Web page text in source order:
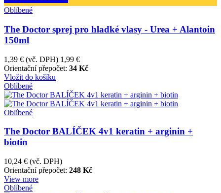
Oblíbené
The Doctor sprej pro hladké vlasy - Urea + Alantoin
150ml
1,39 € (vč. DPH) 1,99 €
Orientační přepočet: 34 Kč
Vložit do košíku
Oblíbené
Oblíbené
The Doctor BALÍČEK 4v1 keratin + arginin +
biotin
10,24 € (vč. DPH)
Orientační přepočet: 248 Kč
View more
Oblíbené